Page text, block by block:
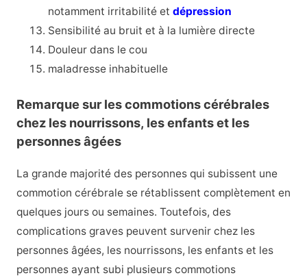
notamment irritabilité etdépression
Sensibilité au bruit et à la lumière directe
Douleur dans le cou
maladresse inhabituelle
Remarque sur les commotions cérébrales
chez les nourrissons, les enfants et les
personnes âgées
La grande majorité des personnes qui subissent une
commotion cérébrale se rétablissent complètement en
quelques jours ou semaines. Toutefois, des
complications graves peuvent survenir chez les
personnes âgées, les nourrissons, les enfants et les
personnes ayant subi plusieurs commotions